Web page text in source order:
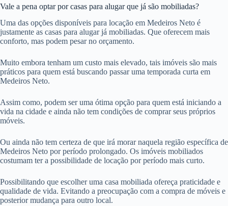
Vale a pena optar por casas para alugar que já são mobiliadas?
Uma das opções disponíveis para locação em Medeiros Neto é
justamente as casas para alugar já mobiliadas. Que oferecem mais
conforto, mas podem pesar no orçamento.
Muito embora tenham um custo mais elevado, tais imóveis são mais
práticos para quem está buscando passar uma temporada curta em
Medeiros Neto.
Assim como, podem ser uma ótima opção para quem está iniciando a
vida na cidade e ainda não tem condições de comprar seus próprios
móveis.
Ou ainda não tem certeza de que irá morar naquela região específica de
Medeiros Neto por período prolongado. Os imóveis mobiliados
costumam ter a possibilidade de locação por período mais curto.
Possibilitando que escolher uma casa mobiliada ofereça praticidade e
qualidade de vida. Evitando a preocupação com a compra de móveis e
posterior mudança para outro local.